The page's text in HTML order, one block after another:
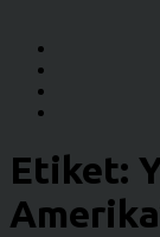
Etiket: